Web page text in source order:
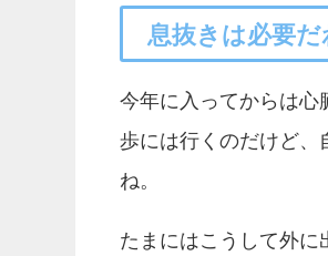
息抜きは必要だ
今年に入ってからは心
歩には行くのだけど、
ね。
たまにはこうして外に